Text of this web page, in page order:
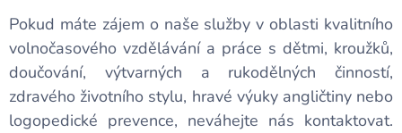
Pokud máte zájem o naše služby v oblasti kvalitního
volnočasového vzdělávání a práce s dětmi, kroužků,
doučování, výtvarných a rukodělných činností,
zdravého životního stylu, hravé výuky angličtiny nebo
logopedické prevence, neváhejte nás kontaktovat.